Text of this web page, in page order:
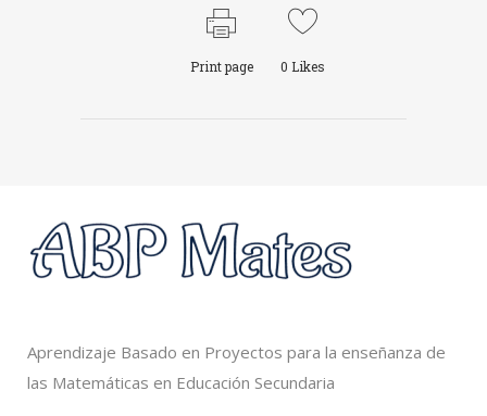
Print page 0 Likes
Aprendizaje Basado en Proyectos para la enseñanza de
las Matemáticas en Educación Secundaria